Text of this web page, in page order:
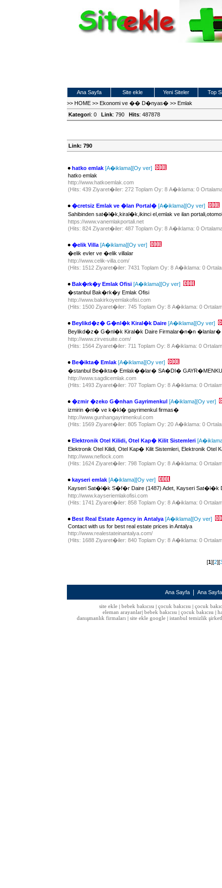
Ana Sayfa Site ekle Yeni Siteler
Top
>> HOME >> Ekonomi ve �� D�nyas� >> Emlak
Kategori: 0 Link: 790 Hits: 487878
Link: 790
hatko emlak [A�iklama][Oy ver]
hatko emlak
http://www.hatkoemlak.com
(Hits: 439 Ziyaret�iler: 272 Toplam Oy: 8 A�iklama: 0
�cretsiz Emlak ve �lan Portal� [A�iklama][Oy ver]
Sahibinden sat�l�k,kiral�k,ikinci el,emlak ve ilan
https://www.vanemlakportali.net
(Hits: 824 Ziyaret�iler: 487 Toplam Oy: 8 A�iklama: 0
�elik Villa [A�iklama][Oy ver]
�elik evler ve �elik villalar
http://www.celik-villa.com/
(Hits: 1512 Ziyaret�iler: 7431 Toplam Oy: 8 A�iklama: 0
Bak�rk�y Emlak Ofisi [A�iklama][Oy ver]
�stanbul Bak�rk�y Emlak Ofisi
http://www.bakirkoyemlakofisi.com
(Hits: 1500 Ziyaret�iler: 745 Toplam Oy: 8 A�iklama: 0
Beylikd�z� G�nl�k Kiral�k Daire [A�iklama][Oy ver]
Beylikd�z� G�nl�k Kiral�k Daire Firmalar�n�n �lanlar�
http://www.zirvesuite.com/
(Hits: 1564 Ziyaret�iler: 711 Toplam Oy: 8 A�iklama: 0
Be�ikta� Emlak [A�iklama][Oy ver]
�stanbul Be�ikta� Emlak��lar� SA�DI�
http://www.sagdicemlak.com
(Hits: 1493 Ziyaret�iler: 707 Toplam Oy: 8 A�iklama: 0
�zmir �zeko G�nhan Gayrimenkul [A�iklama][Oy ver]
izmirin �nl� ve k�kl� gayrimenkul firmas�
http://www.gunhangayrimenkul.com
(Hits: 1569 Ziyaret�iler: 805 Toplam Oy: 20 A�iklama: 0
Elektronik Otel Kilidi, Otel Kap� Kilit Sistemleri
Elektronik Otel Kilidi, Otel Kap� Kilit Sistemleri, Elektronik
http://www.neflock.com
(Hits: 1624 Ziyaret�iler: 798 Toplam Oy: 8 A�iklama: 0
kayseri emlak [A�iklama][Oy ver]
Kayseri Sat�l�k S�f�r Daire (1487) Adet, Kayseri Sat�l�k
http://www.kayseriemlakofisi.com
(Hits: 1741 Ziyaret�iler: 858 Toplam Oy: 8 A�iklama: 0
Best Real Estate Agency in Antalya [A�iklama][Oy ver]
Contact with us for best real estate prices in Antalya
http://www.realestateinantalya.com/
(Hits: 1688 Ziyaret�iler: 840 Toplam Oy: 8 A�iklama: 0
[1][2][
Ana Sayfa Ana
site ekle| bebek bakıcısı| çocuk bakıcısı| çocuk
eleman arayanlar bebek bakıcısı çocuk bakıcısı
danışmanlık firmaları
site ekle google istanbul temizlik